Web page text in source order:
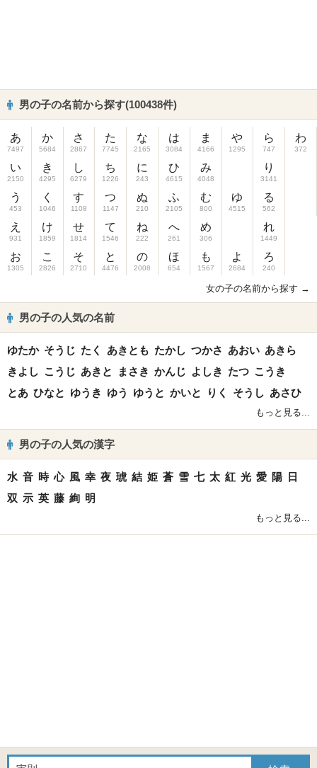
男の子の名前から探す(100438件)
あ
7497
い
2150
う
453
え
931
お
1305
か
5684
き
4295
く
1046
け
1859
こ
2826
さ
2867
し
6279
す
1108
せ
1814
そ
2710
た
7745
ち
1226
つ
1147
て
1546
と
4476
な
2165
に
243
ぬ
210
ね
222
の
2008
は
3084
ひ
4615
ふ
2105
へ
261
ほ
654
ま
4166
み
4048
む
800
め
306
も
1567
や
1295
ゆ
4515
よ
2684
ら
747
り
3141
る
562
れ
1449
ろ
240
わ
372
女の子の名前から探す →
男の子の人気の名前
ゆたか そうじ たく あきとも たかし つかさ あおい あきら
きよし こうじ あきと まさき かんじ よしき たつ こうき
とあ ひなと ゆうき ゆう ゆうと かいと りく そうし あさひ
もっと見る...
男の子の人気の漢字
水 音 時 心 風 幸 夜 琥 結 姫 蒼 雪 七 太 紅 光 愛 陽
日
双 示 英 藤 絢 明
もっと見る...